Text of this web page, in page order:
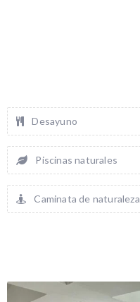
Desayuno
Piscinas naturales
Caminata de naturaleza